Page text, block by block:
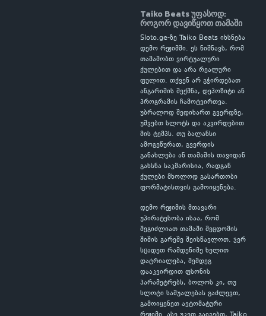
Taiko Beats უფასოდ:
როგორ დავიწყოთ თამაში
Sloto.ge-ზე Taiko Beats იხსნება
დემო რეჟიმში. ეს ნიშნავს, რომ
თამაშობთ ვირტუალური
ქულებით და არა რეალური
ფულით. თქვენ არ გჭირდებათ
ანგარიშის შექმნა, დეპოზიტი ან
პროგრამის ჩამოტვირთვა.
უბრალოდ შედიხართ გვერდზე,
უშვებთ სლოტს და აკვირდებით
მის ტემპს. თუ ბალანსი
ამოგეწურათ, გვერდის
განახლება ან თამაშის თავიდან
გახსნა საკმარისია, რადგან
ქულები მხოლოდ გასართობი
ფორმატისთვის გამოიყენება.
დემო რეჟიმის მთავარი
უპირატესობა ისაა, რომ
შეგიძლიათ თამაში შეცდომის
შიშის გარეშე შეისწავლოთ. ჯერ
სცადეთ რამდენიმე ხელით
დატრიალება, შემდეგ
დააკვირდით ფსონის
პარამეტრებს, ბოლოს კი, თუ
სლოტი საშუალებას გაძლევთ,
გამოიყენეთ ავტომატური